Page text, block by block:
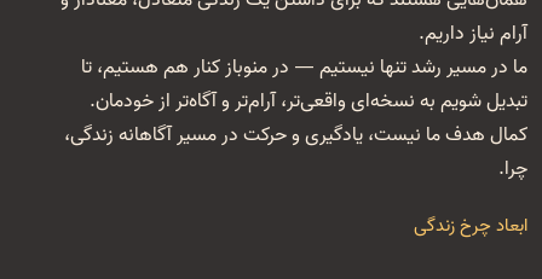
آرام نیاز داریم.
ما در مسیر رشد تنها نیستیم — در منوباز کنار هم هستیم، تا
تبدیل شویم به نسخه‌ای واقعی‌تر، آرام‌تر و آگاه‌تر از خودمان.
کمال هدف ما نیست، یادگیری و حرکت در مسیر آگاهانه زندگی،
چرا.
ابعاد چرخ زندگی